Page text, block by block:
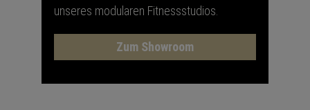
unseres modularen Fitnessstudios.
Zum Showroom